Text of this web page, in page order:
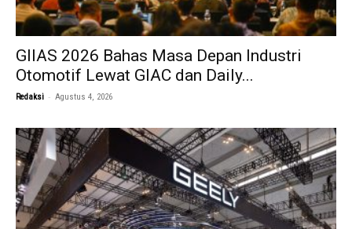
GIIAS 2026 Bahas Masa Depan Industri
Otomotif Lewat GIAC dan Daily...
Redaksi - Agustus 4, 2026